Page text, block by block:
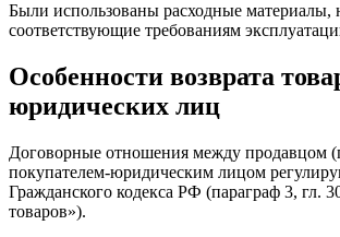
Были использованы расходные материалы,
соответствующие требованиям
Особенности возврата
юридических лиц
Договорные отношения между продавцом
покупателем-юридическим лицом
Гражданского кодекса РФ (параграф 3, гл.
товаров»).